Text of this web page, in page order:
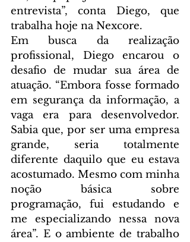
entrevista”, conta Diego, que
trabalha hoje na Nexcore.
Em busca da realização
profissional, Diego encarou o
desafio de mudar sua área de
atuação. “Embora fosse formado
em segurança da informação, a
vaga era para desenvolvedor.
Sabia que, por ser uma empresa
grande, seria totalmente
diferente daquilo que eu estava
acostumado. Mesmo com minha
noção básica sobre
programação, fui estudando e
me especializando nessa nova
área”. E o ambiente de trabalho